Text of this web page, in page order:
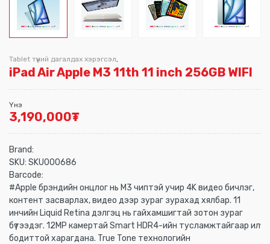
Tablet түүний дагалдах хэрэгсэл,
iPad Air Apple M3 11th 11 inch 256GB WIFI
Үнэ
3,190,000₮
Brand:
SKU: SKU000686
Barcode:
#Apple брэндийн онцлог нь M3 чиптэй учир 4K видео бичлэг,
контент засварлах, видео дээр зураг зурахад хялбар. 11
инчийн Liquid Retina дэлгэц нь гайхамшигтай зотон зураг
бүтээдэг. 12MP камертай Smart HDR4-ийн тусламжтайгаар илүү
бодиттой харагдана. True Tone технологийн